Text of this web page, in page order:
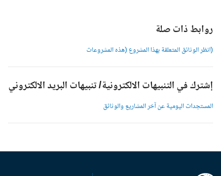
روابط ذات صلة
(انظر الوثائق المتعلقة بهذا المشروع (هذه المشروعات
إشترك في التنبيهات الالكترونية/ تنبيهات البريد الالكتروني
المستجدات اليومية عن آخر المشاريع والوثائق